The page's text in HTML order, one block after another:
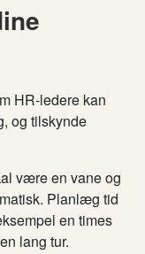
HR-ledere kan
og tilskynde
være en vane og
Planlæg tid
en times
lang tur.